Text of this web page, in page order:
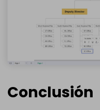
Conclusión